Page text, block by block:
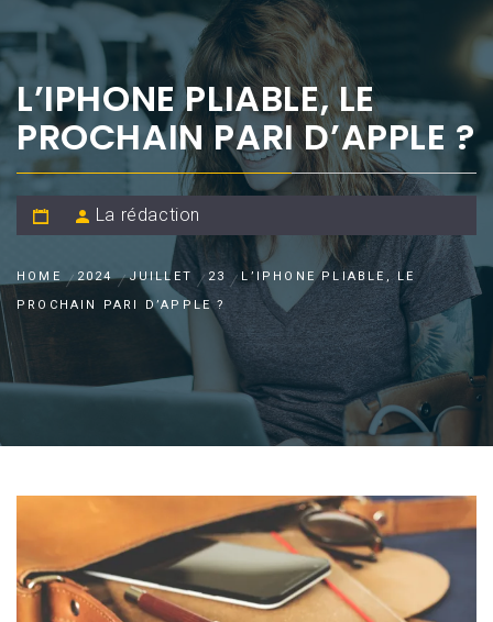
L’IPHONE PLIABLE, LE
PROCHAIN PARI D’APPLE ?
La rédaction
HOME 2024 JUILLET 23
L’IPHONE PLIABLE, LE
PROCHAIN PARI D’APPLE ?